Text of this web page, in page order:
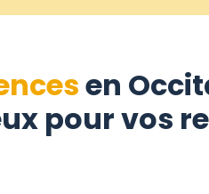
en
pour vos